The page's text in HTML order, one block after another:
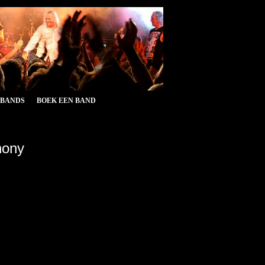
BOEK EEN BAND